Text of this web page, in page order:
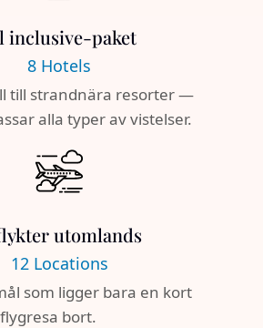
inclusive-paket
8 Hotels
till strandnära resorter —
alla typer av vistelser.
utomlands
12 Locations
som ligger bara en kort
flygresa bort.